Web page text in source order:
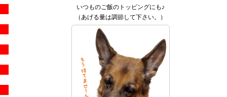
いつものご飯のトッピングにも♪
（あげる量は調節して下さい。）